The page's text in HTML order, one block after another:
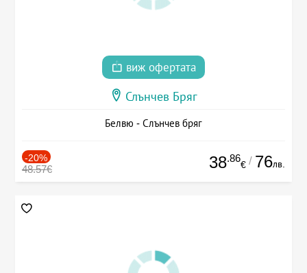
виж офертата
Слънчев Бряг
Белвю - Слънчев бряг
-20%
48.57€ 38.86
€ / 76лв.